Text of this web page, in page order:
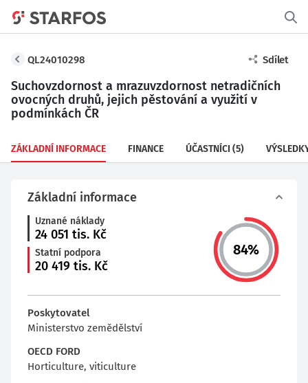
QL24010298 Sdílet
Suchovzdornost a mrazuvzdornost netradičních
ovocných druhů, jejich pěstování a využití v
podmínkách ČR
ZÁKLADNÍ INFORMACE FINANCE ÚČASTNÍCI (5)
Základní informace
Uznané náklady
24 051 tis. Kč
Statní podpora
20 419 tis. Kč
84%
Poskytovatel
Ministerstvo zemědělství
OECD FORD
Horticulture, viticulture